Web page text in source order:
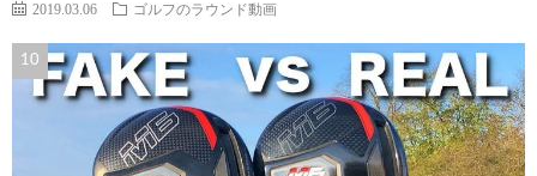
2019.03.06 ゴルフのラウンド動画